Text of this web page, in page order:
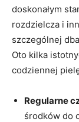
doskonałym
rozdzielcza i
szczególnej
Oto kilka
codziennej
Regularne
środków do